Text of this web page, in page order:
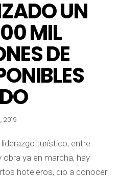
UN
MIL
DE
2019
turístico, entre
ya en marcha, hay
hoteleros, dio a conocer